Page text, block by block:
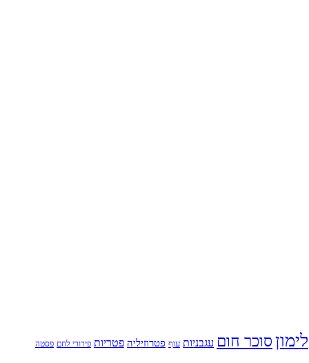
לימוןסוכר חום עגבניות עוף פטרוזיליה פטריות פירורי לחם פסטה